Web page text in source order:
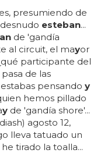
presumiendo de
esteban...
de 'gandía
al circuit, el mayor
participante del
de las
pensando y
hemos pillado
yde 'gandía shore'...
agosto 12,
lleva tatuado un
tirado la toalla...